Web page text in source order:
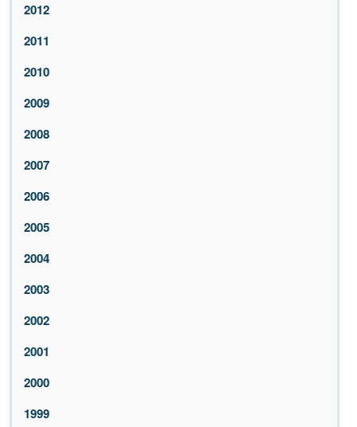
2012
2011
2010
2009
2008
2007
2006
2005
2004
2003
2002
2001
2000
1999